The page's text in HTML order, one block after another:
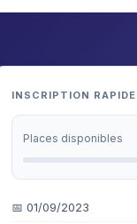
INSCRIPTION RAPIDE
Places disponibles
📅 01/09/2023